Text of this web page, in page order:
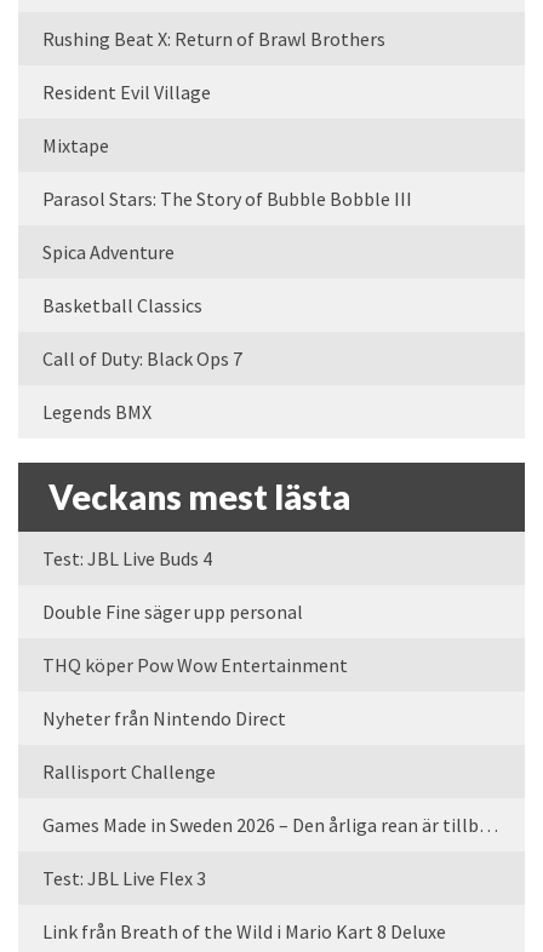
Rushing Beat X: Return of Brawl Brothers
Resident Evil Village
Mixtape
Parasol Stars: The Story of Bubble Bobble III
Spica Adventure
Basketball Classics
Call of Duty: Black Ops 7
Legends BMX
Veckans mest lästa
Test: JBL Live Buds 4
Double Fine säger upp personal
THQ köper Pow Wow Entertainment
Nyheter från Nintendo Direct
Rallisport Challenge
Games Made in Sweden 2026 – Den årliga rean är tillbaka
Test: JBL Live Flex 3
Link från Breath of the Wild i Mario Kart 8 Deluxe